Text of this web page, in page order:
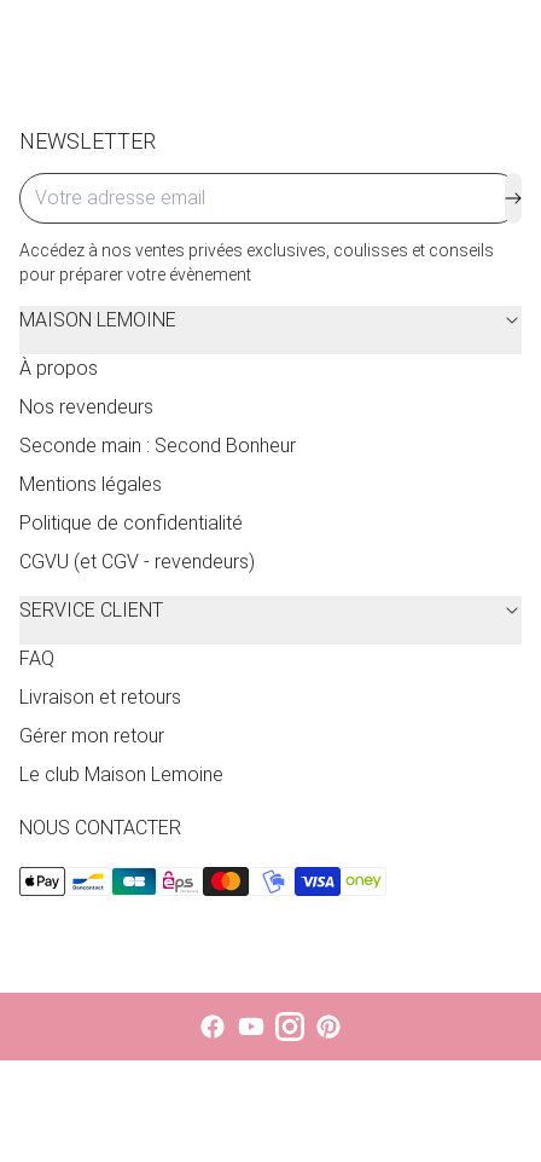
NEWSLETTER
Accédez à nos ventes privées exclusives, coulisses et conseils
pour préparer votre évènement
MAISON LEMOINE
À propos
Nos revendeurs
Seconde main : Second Bonheur
Mentions légales
Politique de confidentialité
CGVU (et CGV - revendeurs)
SERVICE CLIENT
FAQ
Livraison et retours
Gérer mon retour
Le club Maison Lemoine
NOUS CONTACTER